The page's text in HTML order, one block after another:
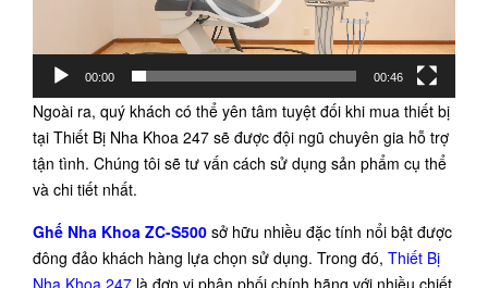
00:00 00:46
Ngoài ra, quý khách có thể yên tâm tuyệt đối khi mua thiết bị
tại Thiết Bị Nha Khoa 247 sẽ được đội ngũ chuyên gia hỗ trợ
tận tình. Chúng tôi sẽ tư vấn cách sử dụng sản phẩm cụ thể
và chi tiết nhất.
Ghế Nha Khoa ZC-S500 sở hữu nhiều đặc tính nổi bật được
đông đảo khách hàng lựa chọn sử dụng. Trong đó, Thiết Bị